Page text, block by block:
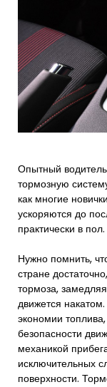
Опытный
тормозную
как многие
ускоряются до
практически в пол.
Нужно помнить,
стране
тормоза,
движется
экономии
безопасности
механикой
исключительных
поверхности.